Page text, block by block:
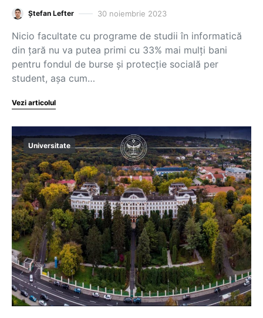
Ștefan Lefter 30 noiembrie 2023
Nicio facultate cu programe de studii în informatică
din țară nu va putea primi cu 33% mai mulți bani
pentru fondul de burse și protecție socială per
student, așa cum…
Vezi articolul
Universitate